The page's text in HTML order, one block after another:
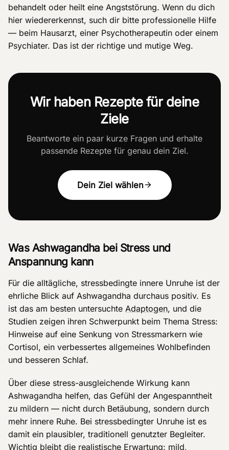
behandelt oder heilt eine Angststörung. Wenn du dich
hier wiedererkennst, such dir bitte professionelle Hilfe
— beim Hausarzt, einer Psychotherapeutin oder einem
Psychiater. Das ist der richtige und mutige Weg.
Wir haben Rezepte für deine
Ziele
Beantworte ein paar kurze Fragen und erhalte
passende Rezepte für genau dein Ziel.
Dein Ziel wählen
Was Ashwagandha bei Stress und
Anspannung kann
Für die alltägliche, stressbedingte innere Unruhe ist der
ehrliche Blick auf Ashwagandha durchaus positiv. Es
ist das am besten untersuchte Adaptogen, und die
Studien zeigen ihren Schwerpunkt beim Thema Stress:
Hinweise auf eine Senkung von Stressmarkern wie
Cortisol, ein verbessertes allgemeines Wohlbefinden
und besseren Schlaf.
Über diese stress-ausgleichende Wirkung kann
Ashwagandha helfen, das Gefühl der Angespanntheit
zu mildern — nicht durch Betäubung, sondern durch
mehr innere Ruhe. Bei stressbedingter Unruhe ist es
damit ein plausibler, traditionell genutzter Begleiter.
Wichtig bleibt die realistische Erwartung: mild,